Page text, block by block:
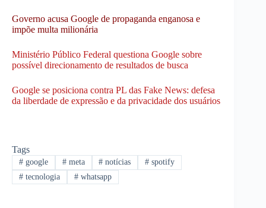
Governo acusa Google de propaganda enganosa e
impõe multa milionária
Ministério Público Federal questiona Google sobre
possível direcionamento de resultados de busca
Google se posiciona contra PL das Fake News: defesa
da liberdade de expressão e da privacidade dos usuários
Tags
#google #meta # notícias # spotify
#tecnologia #whatsapp